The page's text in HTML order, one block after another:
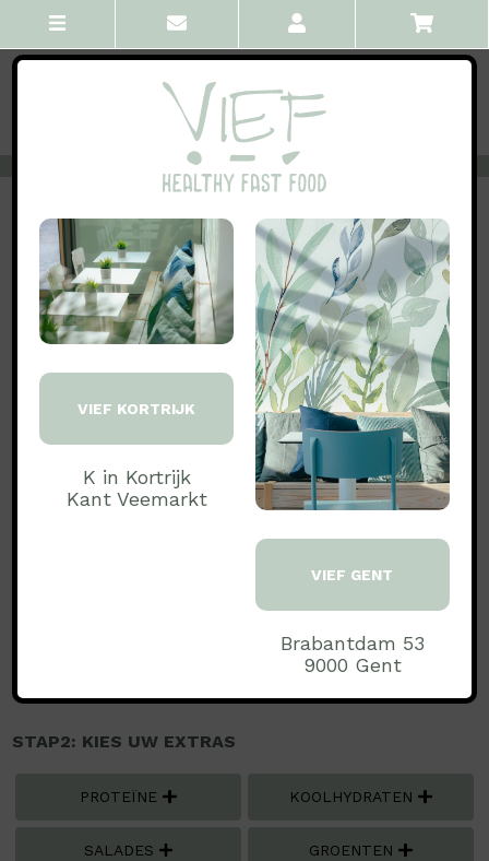
VIEF KORTRIJK
K in Kortrijk
Kant Veemarkt
VIEF GENT
Brabantdam 53
9000 Gent
VORIGE ALLE VOLGENDE
Bowls
Marcel
Mager gehakt, quinoa, baby spinazie, edamame,
tomaat, mango, jalapenos, pinda, spicy
Proteïne 'gehakt' wijzigen? Kies build your own.
Aardnoten
Soja
STAP2: KIES UW EXTRAS
PROTEÏNE KOOLHYDRATEN
SALADES GROENTEN